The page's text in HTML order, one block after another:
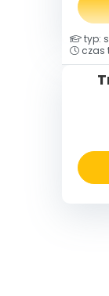
typ:
czas